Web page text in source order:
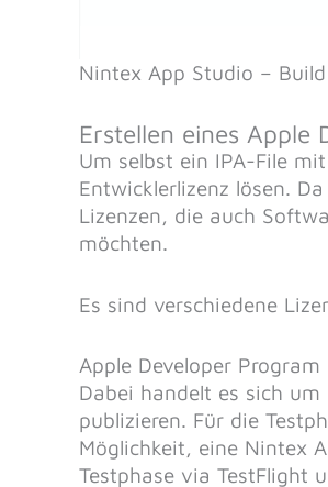
Nintex App Studio –
Erstellen eines Apple
Um selbst ein IPA-File
Entwicklerlizenz lösen.
Lizenzen, die auch
möchten.
Es sind verschiedene
Apple Developer Program
Dabei handelt es sich
publizieren. Für die
Möglichkeit, eine Nintex
Testphase via TestFlight